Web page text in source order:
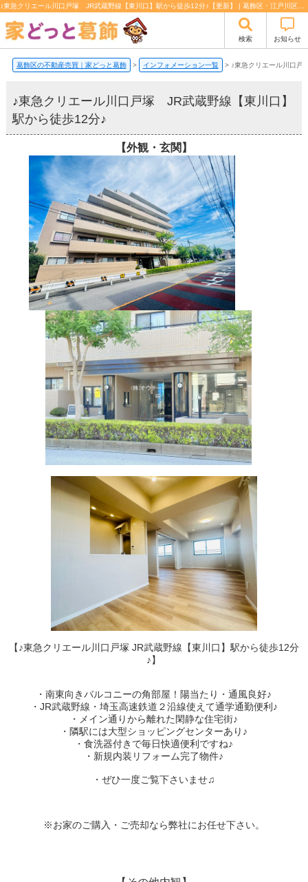
検索 お知らせ
葛飾区の不動産売買｜家どっと葛飾 > インフォメーション一覧 > ♪東急クリエール川口
♪東急クリエール川口戸塚 JR武蔵野線【東川口】
駅から徒歩12分♪
【外観・玄関】
【♪東急クリエール川口戸塚 JR武蔵野線【東川口】駅から徒歩12分
♪】
・南東向きバルコニーの角部屋！陽当たり・通風良好♪
・JR武蔵野線・埼玉高速鉄道２沿線使えて通学通勤便利♪
・メイン通りから離れた閑静な住宅街♪
・隣駅には大型ショッピングセンターあり♪
・食洗器付きで毎日快適便利ですね♪
・新規内装リフォーム完了物件♪
・ぜひ一度ご覧下さいませ♫
※お家のご購入・ご売却なら弊社にお任せ下さい。